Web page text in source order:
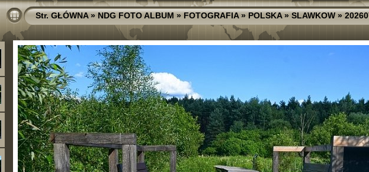
Str. GŁÓWNA»NDG FOTO ALBUM»FOTOGRAFIA»POLSKA»SLAWKOW»